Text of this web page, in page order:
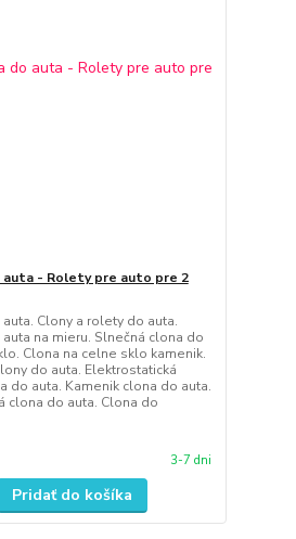
auta - Rolety pre auto pre 2
Clony a rolety do auta.
na mieru. Slnečná clona do
Clona na celne sklo kamenik.
do auta. Elektrostatická
do auta. Kamenik clona do auta.
clona do auta. Clona do
3-7 dni
Pridať do košíka